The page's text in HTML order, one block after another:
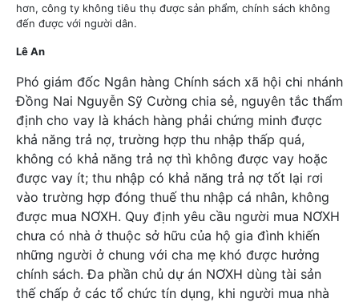
hơn, công ty không tiêu thụ được sản phẩm, chính sách không
đến được với người dân.
Lê An
Phó giám đốc Ngân hàng Chính sách xã hội chi nhánh
Đồng Nai Nguyễn Sỹ Cường chia sẻ, nguyên tắc thẩm
định cho vay là khách hàng phải chứng minh được
khả năng trả nợ, trường hợp thu nhập thấp quá,
không có khả năng trả nợ thì không được vay hoặc
được vay ít; thu nhập có khả năng trả nợ tốt lại rơi
vào trường hợp đóng thuế thu nhập cá nhân, không
được mua NƠXH. Quy định yêu cầu người mua NƠXH
chưa có nhà ở thuộc sở hữu của hộ gia đình khiến
những người ở chung với cha mẹ khó được hưởng
chính sách. Đa phần chủ dự án NƠXH dùng tài sản
thế chấp ở các tổ chức tín dụng, khi người mua nhà